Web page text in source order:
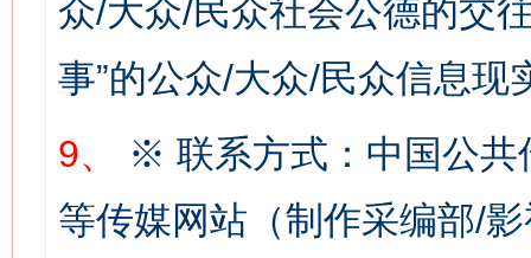
众/大众/民众社会公德的交
事”的公众/大众/民众信息现
9、
※ 联系方式：中国公共
等传媒网站（制作采编部/